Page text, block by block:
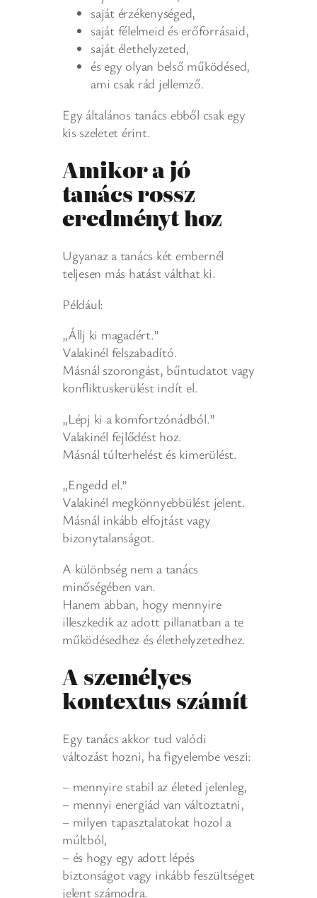
saját érzékenységed,
saját félelmeid és erőforrásaid,
saját élethelyzeted,
és egy olyan belső működésed,
ami csak rád jellemző.
Egy általános tanács ebből csak egy
kis szeletet érint.
Amikor a jó
tanács rossz
eredményt hoz
Ugyanaz a tanács két embernél
teljesen más hatást válthat ki.
Például:
„Állj ki magadért.”
Valakinél felszabadító.
Másnál szorongást, bűntudatot vagy
konfliktuskerülést indít el.
„Lépj ki a komfortzónádból.”
Valakinél fejlődést hoz.
Másnál túlterhelést és kimerülést.
„Engedd el.”
Valakinél megkönnyebbülést jelent.
Másnál inkább elfojtást vagy
bizonytalanságot.
A különbség nem a tanács
minőségében van.
Hanem abban, hogy mennyire
illeszkedik az adott pillanatban a te
működésedhez és élethelyzetedhez.
A személyes
kontextus számít
Egy tanács akkor tud valódi
változást hozni, ha figyelembe veszi:
– mennyire stabil az életed jelenleg,
– mennyi energiád van változtatni,
– milyen tapasztalatokat hozol a
múltból,
– és hogy egy adott lépés
biztonságot vagy inkább feszültséget
jelent számodra.